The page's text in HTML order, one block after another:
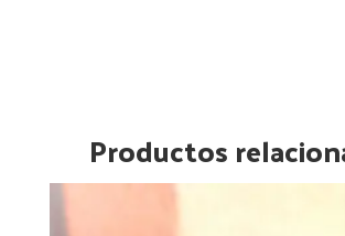
Productos